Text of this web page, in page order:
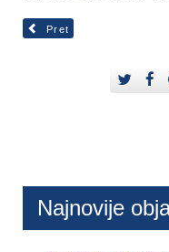
Pret
Najnovije